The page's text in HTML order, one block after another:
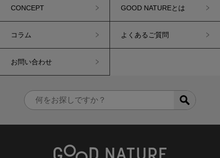
CONCEPT GOOD NATUREとは
コラム よくあるご質問
お問い合わせ